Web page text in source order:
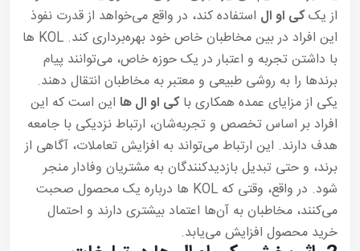
از یککی او ال استفاده کند، در واقع می‌خواهد از قدرت نفوذ
این افراد در بین مخاطبان خاص خود بهره‌برداری کند. KOL ها
با داشتن تجربه و اعتبار در یک حوزه خاص، می‌توانند پیام
برندها را به روشی طبیعی و معتبر به مخاطبان انتقال دهند.
یکی از مزایای عمده همکاری باکی او ال ها این است که این
افراد بر اساس تخصص و تجربه‌شان، ارتباط نزدیکی با جامعه
هدف دارند. این ارتباط می‌تواند به افزایش تعاملات، آگاهی از
برند، و حتی تبدیل بازدیدکنندگان به مشتریان وفادار منجر
شود. در واقع، وقتی که KOL ها درباره یک محصول صحبت
می‌کنند، مخاطبان به آن‌ها اعتماد بیشتری دارند و احتمال
خرید محصول افزایش می‌یابد.